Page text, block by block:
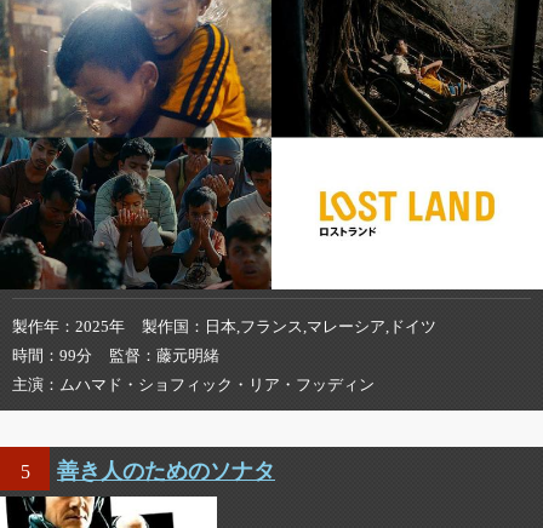
製作年 2025年 製作国
日本,フランス,マレーシア,ドイツ
時間
99分 監督
藤元明緒
主演
ムハマド・ショフィック・リア・フッディン
5 善き人のためのソナタ